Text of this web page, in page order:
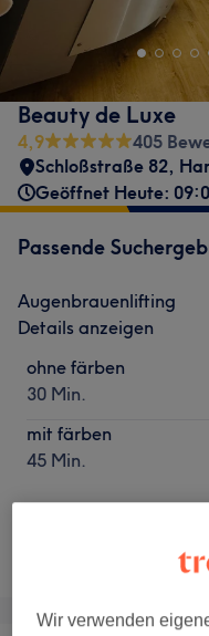
Beauty de Luxe
4,9
405
Schloßstraße 82,
Geöffnet Heute:
Passende
Augenbrauenlifting
Details anzeigen
ohne färben
30 Min.
mit färben
45 Min.
Wir verwenden